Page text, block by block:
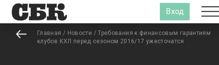
Вход
Главная / Новости / Требования к финансовым гарантиям
клубов КХЛ перед сезоном 2016/17 ужесточатся